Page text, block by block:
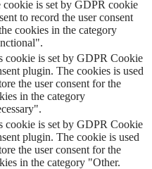
cookie is set by GDPR cookie
to record the user consent
cookies in the category
cookie is set by GDPR Cookie
plugin. The cookies is used
the user consent for the
in the category
cookie is set by GDPR Cookie
plugin. The cookie is used
the user consent for the
in the category "Other.